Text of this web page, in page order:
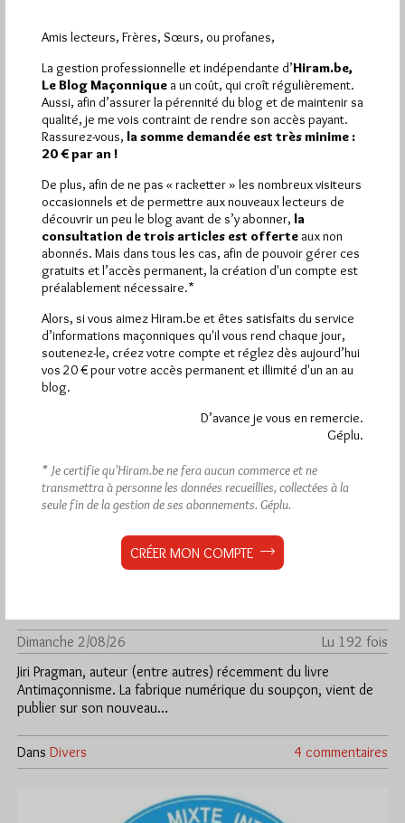
Le concile des oiseaux
Par Géplu
Dimanche 2/08/26
Lu 124 fois
Un jour, les oiseaux du monde entier décidèrent de partir à la
recherche de leur roi. Sous la conduite de…
DansEdition 1 commentaire
Analyse de la cyberattaque du DH par
Dimanche 2/08/26
Lu 192 fois
Jiri Pragman, auteur (entre autres) récemment du livre
Antimaçonnisme. La fabrique numérique du soupçon, vient de
publier sur son nouveau…
Dans Divers 4 commentaires
Amis lecteurs, Frères, Sœurs, ou profanes,
La gestion professionnelle et indépendante d’Hiram.be,
Le Blog Maçonnique a un coût, qui croît régulièrement.
Aussi, afin d’assurer la pérennité du blog et de maintenir sa
qualité, je me vois contraint de rendre son accès payant.
Rassurez-vous, la somme demandée est très minime :
20 € par an !
De plus, afin de ne pas « racketter » les nombreux visiteurs
occasionnels et de permettre aux nouveaux lecteurs de
découvrir un peu le blog avant de s’y abonner, la
consultation de trois articles est offerte aux non
abonnés. Mais dans tous les cas, afin de pouvoir gérer ces
gratuits et l’accès permanent, la création d'un compte est
préalablement nécessaire.*
Alors, si vous aimez Hiram.be et êtes satisfaits du service
d’informations maçonniques qu'il vous rend chaque jour,
soutenez-le, créez votre compte et réglez dès aujourd’hui
vos 20 € pour votre accès permanent et illimité d'un an au
blog.
D’avance je vous en remercie.
Géplu.
* Je certifie qu’Hiram.be ne fera aucun commerce et ne
transmettra à personne les données recueillies, collectées à la
seule fin de la gestion de ses abonnements. Géplu.
CRÉER MON COMPTE